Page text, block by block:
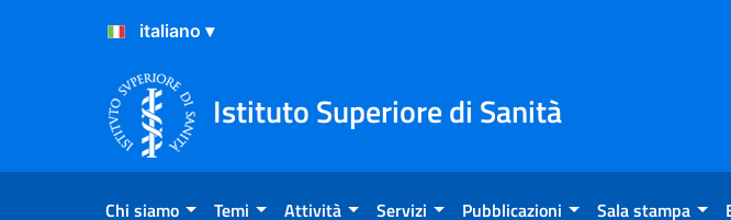
Salta al Contenuto
Salta al Footer
Istituto Superiore di Sanità
Chi siamo Temi Attività Servizi Pubblicazioni Sala stampa